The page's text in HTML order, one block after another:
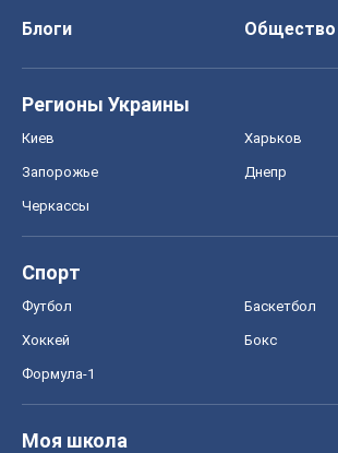
Блоги
Общество
Регионы Украины
Киев Харьков
Запорожье Днепр
Черкассы
Спорт
Футбол Баскетбол
Хоккей Бокс
Формула-1
Моя школа